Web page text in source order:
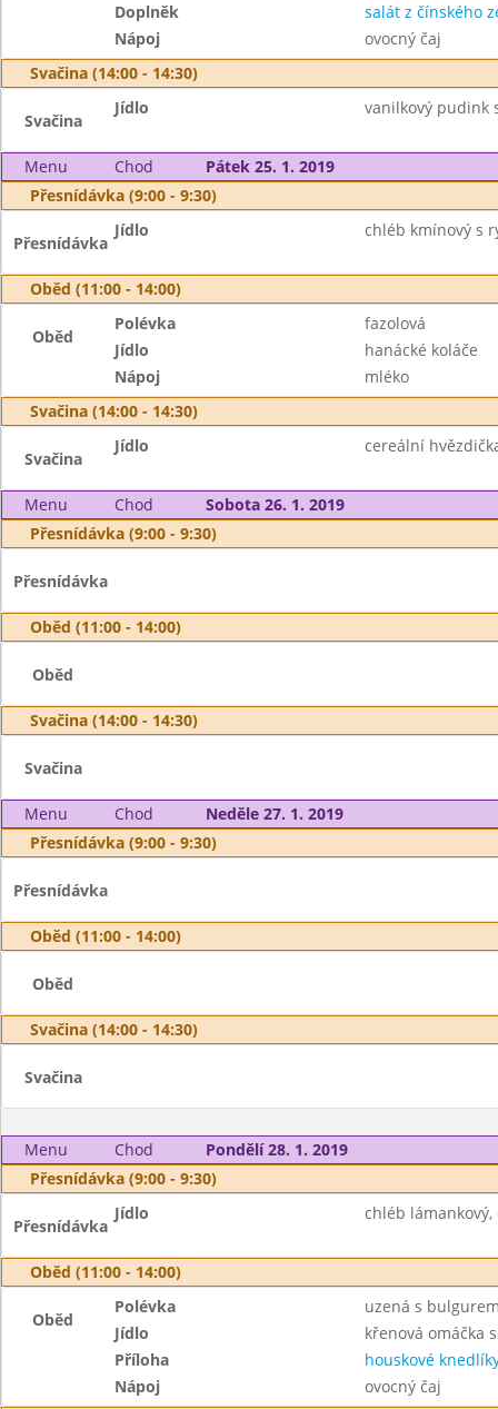
Doplněk
salát z čínského
Nápoj
ovocný čaj
Svačina (14:00 - 14:30)
Svačina
Jídlo vanilkový pudink
Menu Chod
Pátek 25. 1. 2019
Přesnídávka (9:00 - 9:30)
Přesnídávka
Jídlo chléb kmínový s
Oběd (11:00 - 14:00)
Oběd
Polévka
fazolová
Jídlo
hanácké koláče
Nápoj
mléko
Svačina (14:00 - 14:30)
Svačina
Jídlo cereální
Menu Chod
Sobota 26. 1. 2019
Přesnídávka (9:00 - 9:30)
Přesnídávka
Oběd (11:00 - 14:00)
Oběd
Svačina (14:00 - 14:30)
Svačina
Menu Chod
Neděle 27. 1. 2019
Přesnídávka (9:00 - 9:30)
Přesnídávka
Oběd (11:00 - 14:00)
Oběd
Svačina (14:00 - 14:30)
Svačina
Menu Chod
Pondělí 28. 1. 2019
Přesnídávka (9:00 - 9:30)
Přesnídávka
Jídlo chléb
Oběd (11:00 - 14:00)
Oběd
Polévka
uzená s
Jídlo
křenová omáčka
Příloha
houskové
Nápoj
ovocný čaj